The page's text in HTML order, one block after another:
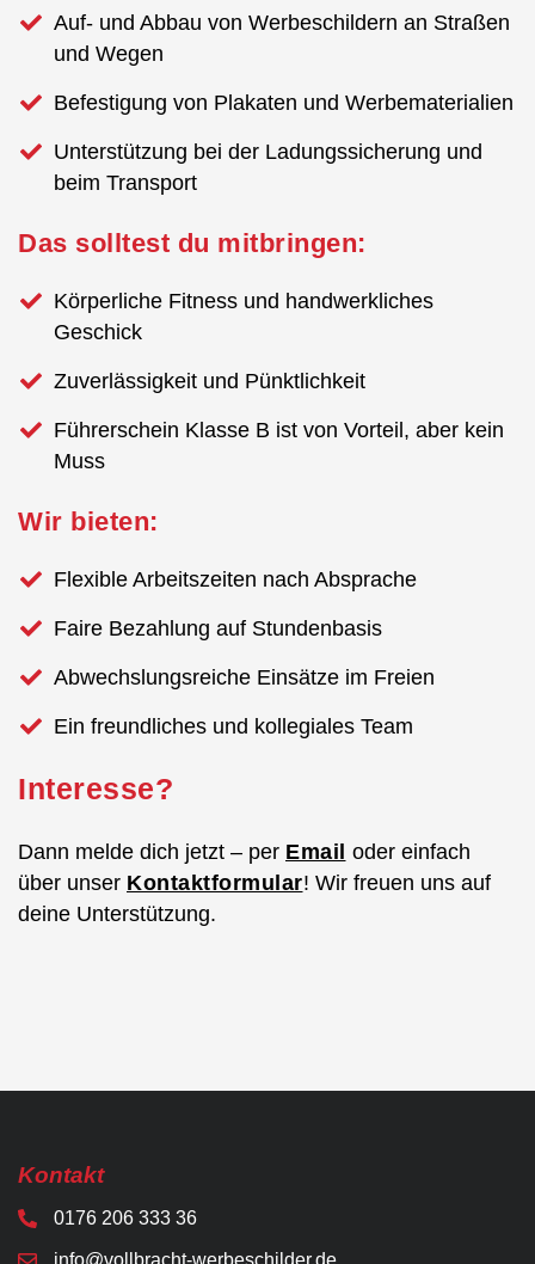
Auf- und Abbau von Werbeschildern an Straßen
und Wegen
Befestigung von Plakaten und Werbematerialien
Unterstützung bei der Ladungssicherung und
beim Transport
Das solltest du mitbringen:
Körperliche Fitness und handwerkliches
Geschick
Zuverlässigkeit und Pünktlichkeit
Führerschein Klasse B ist von Vorteil, aber kein
Muss
Wir bieten:
Flexible Arbeitszeiten nach Absprache
Faire Bezahlung auf Stundenbasis
Abwechslungsreiche Einsätze im Freien
Ein freundliches und kollegiales Team
Interesse?
Dann melde dich jetzt – per Email oder einfach
über unser Kontaktformular! Wir freuen uns auf
deine Unterstützung.
Kontakt
0176 206 333 36
info@vollbracht-werbeschilder.de